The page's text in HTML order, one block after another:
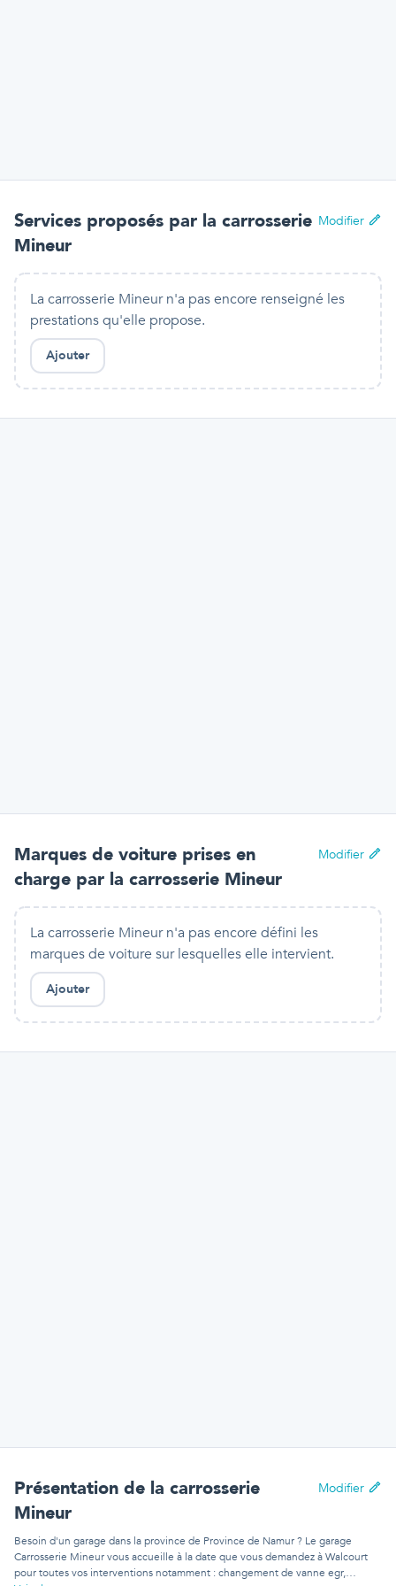
Services proposés par la carrosserie
Mineur
Modifier
La carrosserie Mineur n'a pas encore renseigné les
prestations qu'elle propose.
Ajouter
Marques de voiture prises en
charge par la carrosserie Mineur
Modifier
La carrosserie Mineur n'a pas encore défini les
marques de voiture sur lesquelles elle intervient.
Ajouter
Présentation de la carrosserie
Mineur
Modifier
Besoin d'un garage dans la province de Province de Namur ? Le garage
Carrosserie Mineur vous accueille à la date que vous demandez à Walcourt
pour toutes vos interventions notamment : changement de vanne egr,